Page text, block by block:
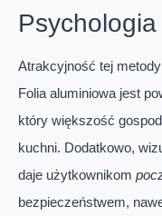
Atrakcyjność tej
Folia aluminiowa jest
który większość
kuchni. Dodatkowo,
daje użytkownikom
bezpieczeństwem,